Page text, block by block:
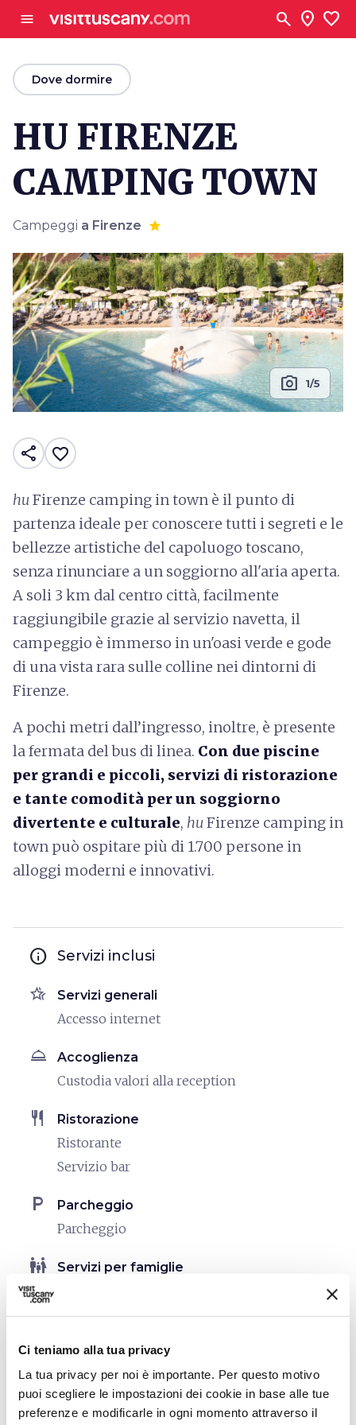
Ci teniamo alla tua privacy
La tua privacy per noi è importante. Per questo motivo
puoi scegliere le impostazioni dei cookie in base alle tue
preferenze e modificarle in ogni momento attraverso il
menu search location_on favorite
arrow_backDove dormire
HU FIRENZE
CAMPING TOWN
Campeggi a Firenze
photo_camera 1/5
share favorite_border
huFirenze camping in town è il punto di
partenza ideale per conoscere tutti i segreti e le
bellezze artistiche del capoluogo toscano,
senza rinunciare a un soggiorno all'aria aperta.
A soli 3 km dal centro città, facilmente
raggiungibile grazie al servizio navetta, il
campeggio è immerso in un'oasi verde e gode
di una vista rara sulle colline nei dintorni di
Firenze.
A pochi metri dall’ingresso, inoltre, è presente
la fermata del bus di linea. Con due piscine
per grandi e piccoli, servizi di ristorazione
e tante comodità per un soggiorno
divertente e culturale, huFirenze camping in
town può ospitare più di 1.700 persone in
alloggi moderni e innovativi.
info Servizi inclusi
hotel_class Servizi generali
Accesso internet
room_service Accoglienza
Custodia valori alla reception
restaurant Ristorazione
Ristorante
Servizio bar
local_parking Parcheggio
Parcheggio
family_restroom Servizi per famiglie